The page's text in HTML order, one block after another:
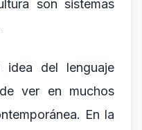
son sistemas
del lenguaje
ver en muchos
En la